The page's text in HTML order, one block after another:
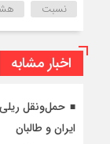
نسبت
اخبار مشابه
حمل‌ونقل ریلی
ایران و طالبان